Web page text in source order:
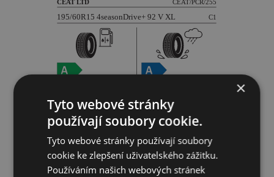
×
Tyto webové stránky
používají soubory cookie.
Tyto webové stránky používají soubory
cookie ke zlepšení uživatelského zážitku.
Používáním našich webových stránek